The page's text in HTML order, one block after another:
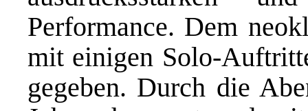
Performance. Dem
mit einigen Solo-
gegeben. Durch die